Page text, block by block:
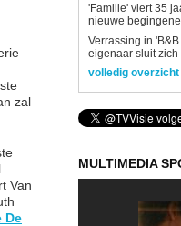
zal
Van
De
'Familie' viert 35
nieuwe
Verrassing in
eigenaar sluit
volledig overzicht
MULTIMEDIA